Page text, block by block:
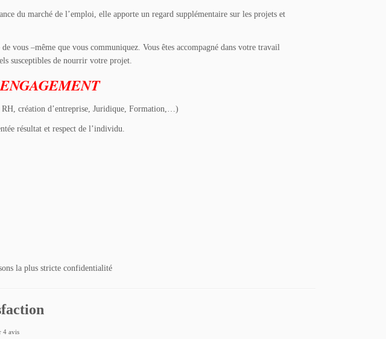
du marché de l’emploi, elle apporte un regard supplémentaire sur les projets et
vous –même que vous communiquez. Vous êtes accompagné dans votre travail
susceptibles de nourrir votre projet.
création d’entreprise, Juridique, Formation,…)
résultat et respect de l’individu.
la plus stricte confidentialité
4 avis